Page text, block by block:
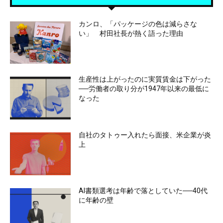
カンロ、「パッケージの色は減らさな
い」 村田社長が熱く語った理由
生産性は上がったのに実質賃金は下がった
──労働者の取り分が1947年以来の最低に
なった
自社のタトゥー入れたら面接、米企業が炎
上
AI書類選考は年齢で落としていた──40代
に年齢の壁